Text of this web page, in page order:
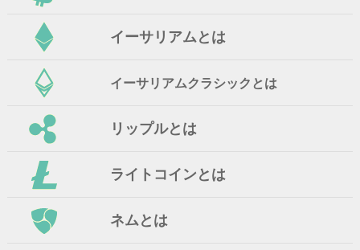
イーサリアムとは
イーサリアムクラシックとは
リップルとは
ライトコインとは
ネムとは